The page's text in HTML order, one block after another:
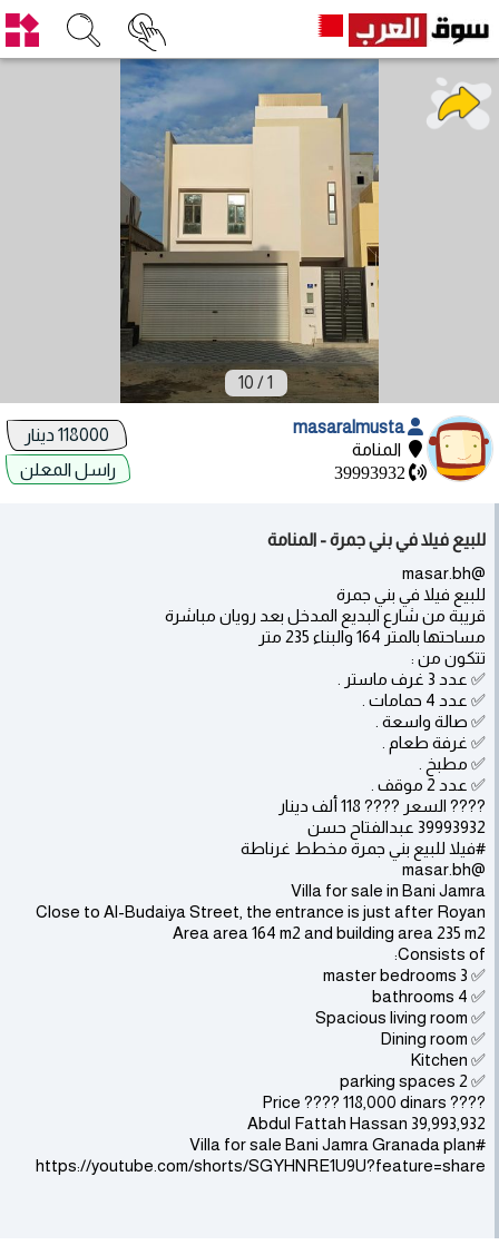
1
/
10
masaralmusta
المنامة
39993932
راسل المعلن
للبيع فيلا في بني جمرة - المنامة
@masar.bh
للبيع فيلا في بني جمرة
قريبة من شارع البديع المدخل بعد رويان مباشرة
مساحتها بالمتر 164 والبناء 235 متر
تتكون من :
✅ عدد 3 غرف ماستر .
✅ عدد 4 حمامات .
✅ صالة واسعة .
✅ غرفة طعام .
✅ مطبخ .
✅ عدد 2 موقف .
???? السعر ???? 118 ألف دينار
39993932 عبدالفتاح حسن
#فيلا للبيع بني جمرة مخطط غرناطة
@masar.bh
Villa for sale in Bani Jamra
Close to Al-Budaiya Street, the entrance is just after Royan
Area area 164 m2 and building area 235 m2
Consists of:
✅ 3 master bedrooms
✅ 4 bathrooms
✅ Spacious living room
✅ Dining room
✅ Kitchen
✅ 2 parking spaces
???? Price ???? 118,000 dinars
39,993,932 Abdul Fattah Hassan
#Villa for sale Bani Jamra Granada plan
https://youtube.com/shorts/SGYHNRE1U9U?feature=share